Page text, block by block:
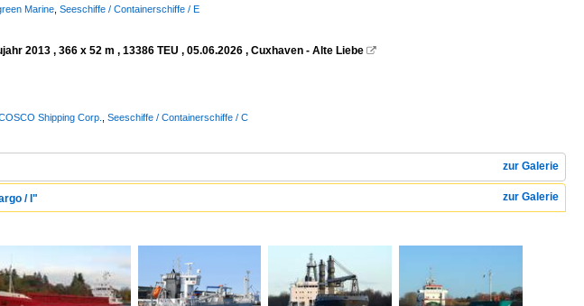
Marine Seeschiffe / Containerschiffe / E
2013 , 366 x 52 m , 13386 TEU , 05.06.2026 , Cuxhaven - Alte Liebe 
Shipping Corp. Seeschiffe / Containerschiffe / C
zur Galerie
zur Galerie
/ I"